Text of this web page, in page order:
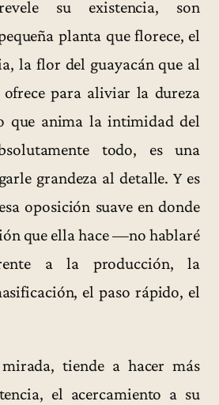
su existencia, son
planta que florece, el
la flor del guayacán que al
para aliviar la dureza
que anima la intimidad del
todo, es una
grandeza al detalle. Y es
oposición suave en donde
que ella hace —no hablaré
a la producción, la
el paso rápido, el
tiende a hacer más
el acercamiento a su